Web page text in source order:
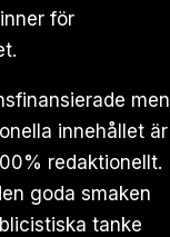
för
men
innehållet är
redaktionellt.
goda smaken
tanke